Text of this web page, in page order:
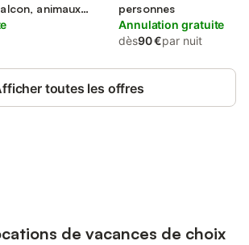
animaux
personnes
Annulation gratuite
dès90 €par nuit
toutes les offres
de vacances de choix